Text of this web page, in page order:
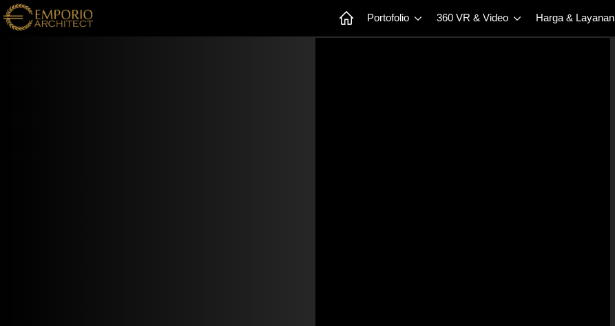
Portofolio 360 VR & Video Harga & Layanan